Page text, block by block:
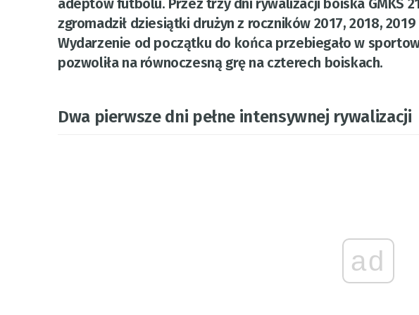
adeptów futbolu. Przez trzy dni rywalizacji boiska GMKS
zgromadził dziesiątki drużyn z roczników 2017, 2018,
Wydarzenie od początku do końca przebiegało w
pozwoliła na równoczesną grę na czterech boiskach.
Dwa pierwsze dni pełne intensywnej rywalizacji
ad